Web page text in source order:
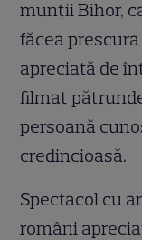
munții Bihor,
făcea
apreciată de
filmat
persoană
credincioasă.
Spectacol cu
români